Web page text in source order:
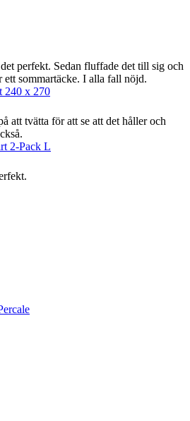
perfekt. Sedan fluffade det till sig och
sommartäcke. I alla fall nöjd.
240 x 270
att tvätta för att se att det håller och
2-Pack L